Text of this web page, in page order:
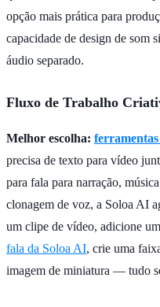
opção mais prática para
capacidade de design de som
áudio separado.
Fluxo de Trabalho
Melhor escolha:
precisa de texto para vídeo
para fala para narração,
clonagem de voz, a Soloa AI
um clipe de vídeo, adicione
fala da Soloa AI, crie uma
imagem de miniatura — tudo